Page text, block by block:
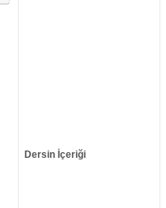
Dersin İçeriği